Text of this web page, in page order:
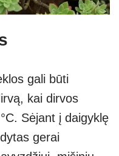
gali būti
kai dirvos
Sėjant į daigyklę
gerai